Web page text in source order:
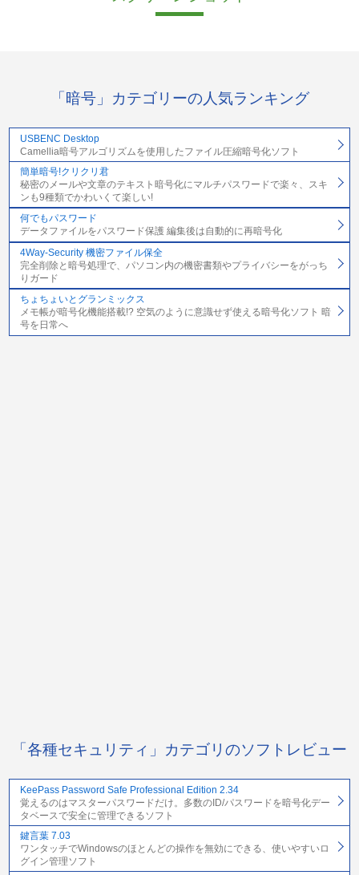
「暗号」カテゴリーの人気ランキング
USBENC Desktop
Camellia暗号アルゴリズムを使用したファイル圧縮暗号化ソフト
簡単暗号!クリクリ君
秘密のメールや文章のテキスト暗号化にマルチパスワードで楽々、スキ
ンも9種類でかわいくて楽しい!
何でもパスワード
データファイルをパスワード保護 編集後は自動的に再暗号化
4Way-Security 機密ファイル保全
完全削除と暗号処理で、パソコン内の機密書類やプライバシーをがっち
りガード
ちょちょいとグランミックス
メモ帳が暗号化機能搭載!? 空気のように意識せず使える暗号化ソフト 暗
号を日常へ
「各種セキュリティ」カテゴリのソフトレビュー
KeePass Password Safe Professional Edition 2.34
覚えるのはマスターパスワードだけ。多数のID/パスワードを暗号化デー
タベースで安全に管理できるソフト
鍵言葉 7.03
ワンタッチでWindowsのほとんどの操作を無効にできる、使いやすいロ
グイン管理ソフト